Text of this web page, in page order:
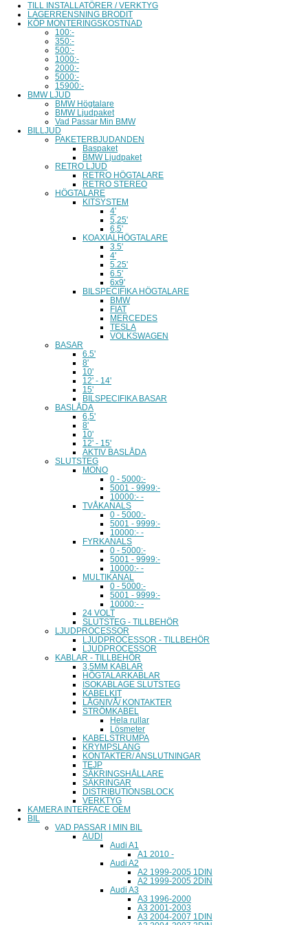
TILL INSTALLATÖRER / VERKTYG
LAGERRENSNING BRODIT
KÖP MONTERINGSKOSTNAD
100:-
350:-
500:-
1000:-
2000:-
5000:-
15900:-
BMW LJUD
BMW Högtalare
BMW Ljudpaket
Vad Passar Min BMW
BILLJUD
PAKETERBJUDANDEN
Baspaket
BMW Ljudpaket
RETRO LJUD
RETRO HÖGTALARE
RETRO STEREO
HÖGTALARE
KITSYSTEM
4'
5,25'
6,5'
KOAXIALHÖGTALARE
3.5'
4'
5.25'
6.5'
6x9'
BILSPECIFIKA HÖGTALARE
BMW
FIAT
MERCEDES
TESLA
VOLKSWAGEN
BASAR
6.5'
8'
10'
12' - 14'
15'
BILSPECIFIKA BASAR
BASLÅDA
6,5'
8'
10'
12' - 15'
AKTIV BASLÅDA
SLUTSTEG
MONO
0 - 5000:-
5001 - 9999:-
10000:- -
TVÅKANALS
0 - 5000:-
5001 - 9999:-
10000:- -
FYRKANALS
0 - 5000:-
5001 - 9999:-
10000:- -
MULTIKANAL
0 - 5000:-
5001 - 9999:-
10000:- -
24 VOLT
SLUTSTEG - TILLBEHÖR
LJUDPROCESSOR
LJUDPROCESSOR - TILLBEHÖR
LJUDPROCESSOR
KABLAR - TILLBEHÖR
3,5MM KABLAR
HÖGTALARKABLAR
ISOKABLAGE SLUTSTEG
KABELKIT
LÅGNIVÅ/ KONTAKTER
STRÖMKABEL
Hela rullar
Lösmeter
KABELSTRUMPA
KRYMPSLANG
KONTAKTER/ ANSLUTNINGAR
TEJP
SÄKRINGSHÅLLARE
SÄKRINGAR
DISTRIBUTIONSBLOCK
VERKTYG
KAMERA INTERFACE OEM
BIL
VAD PASSAR I MIN BIL
AUDI
Audi A1
A1 2010 -
Audi A2
A2 1999-2005 1DIN
A2 1999-2005 2DIN
Audi A3
A3 1996-2000
A3 2001-2003
A3 2004-2007 1DIN